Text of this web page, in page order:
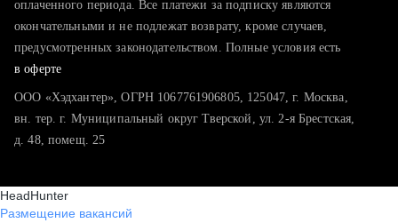
оплаченного периода. Все платежи за подписку являются
окончательными и не подлежат возврату, кроме случаев,
предусмотренных законодательством. Полные условия есть
в оферте
ООО «Хэдхантер», ОГРН 1067761906805, 125047, г. Москва,
вн. тер. г. Муниципальный округ Тверской, ул. 2-я Брестская,
д. 48, помещ. 25
HeadHunter
Размещение вакансий